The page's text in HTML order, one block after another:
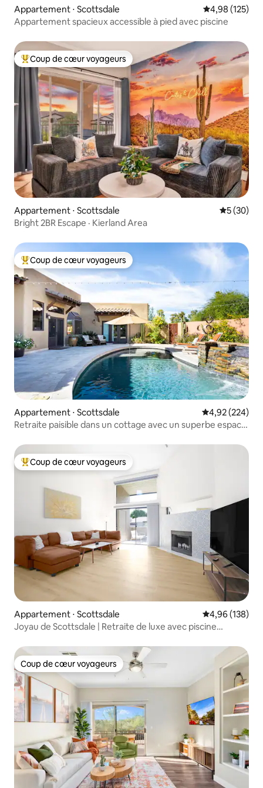
Appartement ⋅ Scottsdale Évaluation
4,98 (125)
Appartement spacieux accessible à pied avec piscine
Coups de cœur voyageurs les plus appréciés
Coup de cœur voyageurs
Appartement ⋅ Scottsdale
5 (30)
Bright 2BR Escape · Kierland Area
Coups de cœur voyageurs les plus appréciés
Coup de cœur voyageurs
Appartement ⋅ Scottsdale Évaluation
4,92 (224)
Retraite paisible dans un cottage avec un superbe espace
Coups de cœur voyageurs les plus appréciés
Coup de cœur voyageurs
Appartement ⋅ Scottsdale Évaluation
4,96 (138)
Joyau de Scottsdale | Retraite de luxe avec piscine
Coup de cœur voyageurs
Coup de cœur voyageurs